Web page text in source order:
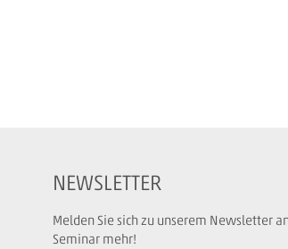
NEWSLETTER
Melden Sie sich zu unserem Newsletter
Seminar mehr!